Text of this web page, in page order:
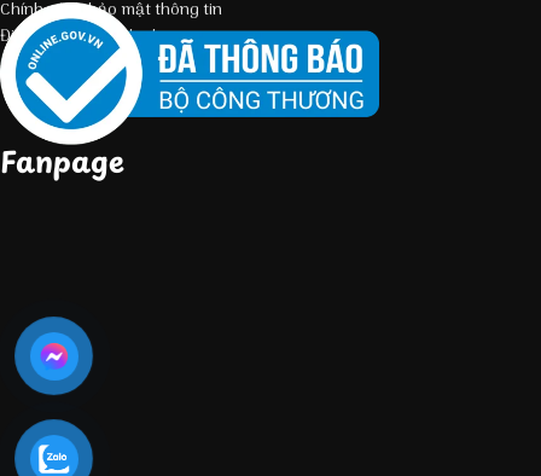
Chính sách bảo mật thông tin
Điều kiện giao dịch chung
Fanpage